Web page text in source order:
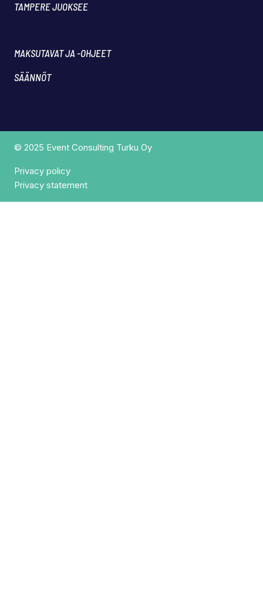
TAMPERE JUOKSEE
MAKSUTAVAT JA -OHJEET
SÄÄNNÖT
© 2025 Event Consulting Turku Oy
Privacy policy
Privacy statement